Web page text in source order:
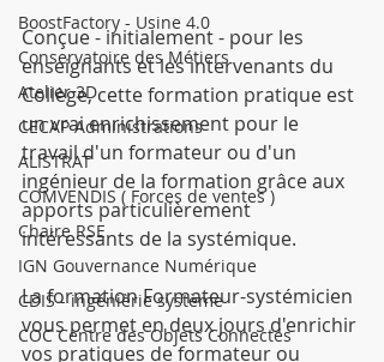
BoostFactory - Usine 4.0
Conservatoire des Métiers
Atelier 3D
CECAP Administrations
ALISTRAT
COMVENDIS ( Forces de ventes )
Chaire RSE
IGN Gouvernance Numérique
CDIS - ingénièrie système
COC Centre des Objets Connectés
Conçue - initialement - pour les
enseignants et les intervenants du
Collège, cette formation pratique est
un vrai enrichissement pour le
travail d'un formateur ou d'un
ingénieur de la formation grâce aux
apports particulièrement
intéressants de la systémique.
La formation Formateur-systémicien
vous permet en deux jours d'enrichir
vos pratiques de formateur ou